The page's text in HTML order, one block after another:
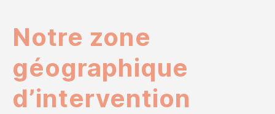
Notre zone
géographique
d’intervention